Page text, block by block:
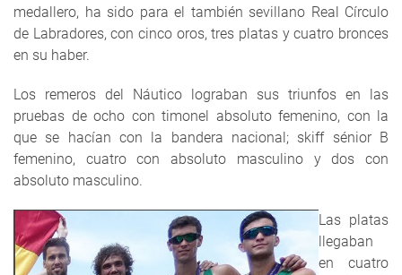
medallero, ha sido para el también sevillano Real Círculo
de Labradores, con cinco oros, tres platas y cuatro bronces
en su haber.
Los remeros del Náutico lograban sus triunfos en las
pruebas de ocho con timonel absoluto femenino, con la
que se hacían con la bandera nacional; skiff sénior B
femenino, cuatro con absoluto masculino y dos con
absoluto masculino.
Las platas
llegaban
en cuatro